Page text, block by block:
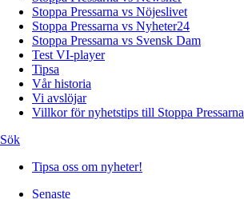
Stoppa Pressarna vs Nöjeslivet
Stoppa Pressarna vs Nyheter24
Stoppa Pressarna vs Svensk Dam
Test VI-player
Tipsa
Vår historia
Vi avslöjar
Villkor för nyhetstips till Stoppa Pressarna
Sök
Tipsa oss om nyheter!
Senaste